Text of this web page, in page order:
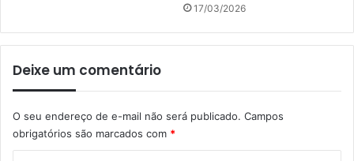
17/03/2026
Deixe um comentário
O seu endereço de e-mail não será publicado. Campos
obrigatórios são marcados com *